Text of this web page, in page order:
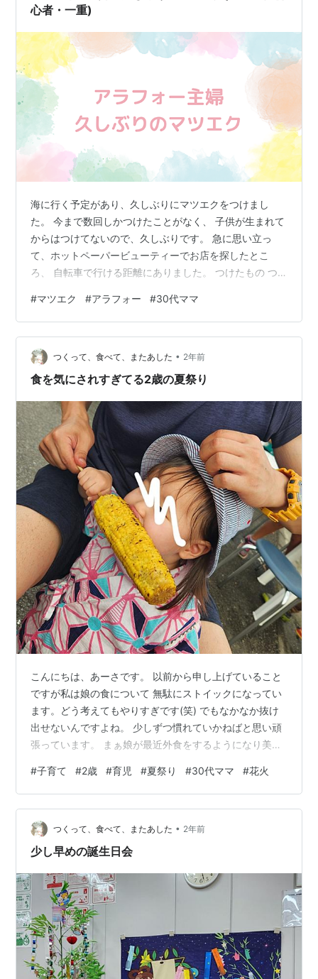
心者・一重)
海に行く予定があり、久しぶりにマツエクをつけまし
た。 今まで数回しかつけたことがなく、 子供が生まれて
からはつけてないので、久しぶりです。 急に思い立っ
て、ホットペーパービューティーでお店を探したとこ
ろ、 自転車で行ける距離にありました。 つけたもの つ
0.15ミリ Cカール 長さは分かりません。 私の目元は一重
で、まつ毛は下向きで、少なめ。 ビューラーも苦手なの
で、普段はマスカラもしていません。 たくさんつけると
不自然で似合わないだろうなと思い、 目立ちすぎず、自
然な感じを希望しました。 久しぶりで、前に付けていた
#マツエク #アラフォー #30代ママ
つくって、食べて、またあした • 2年前
食を気にされすぎてる2歳の夏祭り
こんにちは、あーさです。 以前から申し上げていること
ですが私は娘の食について 無駄にストイックになってい
ます。どう考えてもやりすぎです(笑) でもなかなか抜け
出せないんですよね。 少しずつ慣れていかねばと思い頑
張っています。 まぁ娘が最近外食をするようになり美味
ました。 なので必然的に私の味付けレベルは急激に上が
ってます(笑) そんな我が家のお祭りの様子です。 焼きト
ウモロコシ🌽ここにきても結局野菜wwww でもあれです
よ？醤油とかついてますよ？ 「あ、それ子供が食べるん
でタレいらないですぅ」とか言うてませんよ。 暑さと思
#子育て #2歳 #育児 #夏祭り #30代ママ #花火
つくって、食べて、またあした • 2年前
少し早めの誕生日会